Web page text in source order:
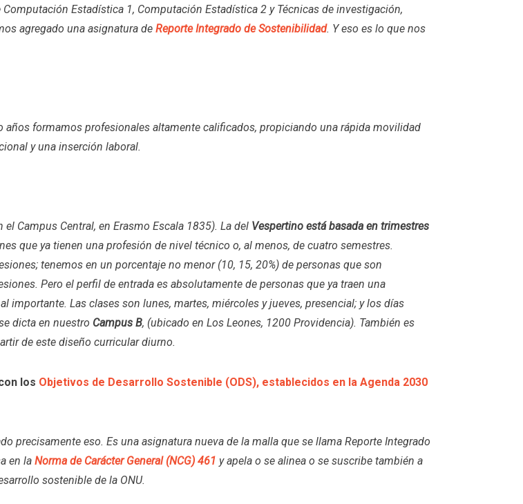
Computación Estadística 1, Computación Estadística 2 y Técnicas de investigación,
agregado una asignatura de Reporte Integrado de Sostenibilidad. Y eso es lo que nos
formamos profesionales altamente calificados, propiciando una rápida movilidad
y una inserción laboral.
el Campus Central, en Erasmo Escala 1835). La del Vespertino está basada en trimestres
que ya tienen una profesión de nivel técnico o, al menos, de cuatro semestres.
tenemos en un porcentaje no menor (10, 15, 20%) de personas que son
Pero el perfil de entrada es absolutamente de personas que ya traen una
Las clases son lunes, martes, miércoles y jueves, presencial; y los días
dicta en nuestro Campus B, (ubicado en Los Leones, 1200 Providencia). También es
de este diseño curricular diurno.
los Objetivos de Desarrollo Sostenible (ODS), establecidos en la Agenda 2030
precisamente eso. Es una asignatura nueva de la malla que se llama Reporte Integrado
en la Norma de Carácter General (NCG) 461 y apela o se alinea o se suscribe también a
sostenible de la ONU.